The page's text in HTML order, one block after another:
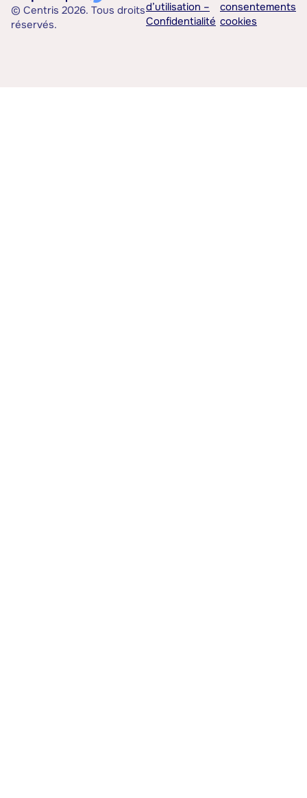
© Centris 2026. Tous droits
réservés.
d’utilisation –
Confidentialité
consentements
cookies